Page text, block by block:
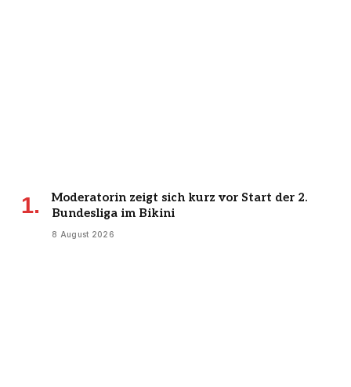
Moderatorin zeigt sich kurz vor Start der 2.
Bundesliga im Bikini
8 August 2026